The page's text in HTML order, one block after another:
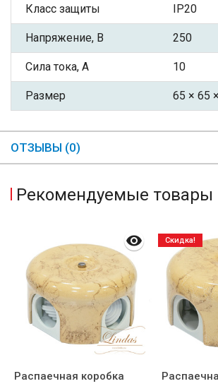
Класс защиты IP20
Напряжение, В 250
Сила тока, А 10
Размер 65 × 65
ОТЗЫВЫ (0)
Рекомендуемые товары
Распаечная коробка
Скидка!